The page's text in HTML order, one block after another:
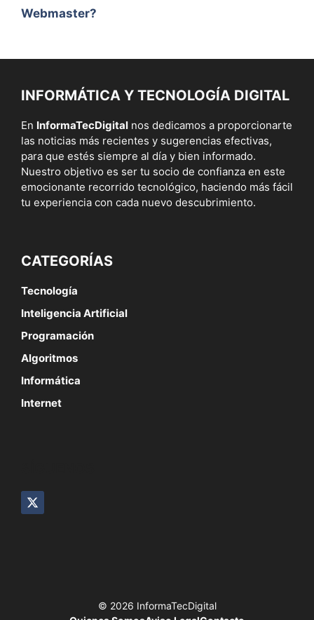
Webmaster?
INFORMÁTICA Y TECNOLOGÍA DIGITAL
En InformaTecDigital nos dedicamos a proporcionarte
las noticias más recientes y sugerencias efectivas,
para que estés siempre al día y bien informado.
Nuestro objetivo es ser tu socio de confianza en este
emocionante recorrido tecnológico, haciendo más fácil
tu experiencia con cada nuevo descubrimiento.
CATEGORÍAS
Tecnología
Inteligencia Artificial
Programación
Algoritmos
Informática
Internet
© 2026 InformaTecDigital